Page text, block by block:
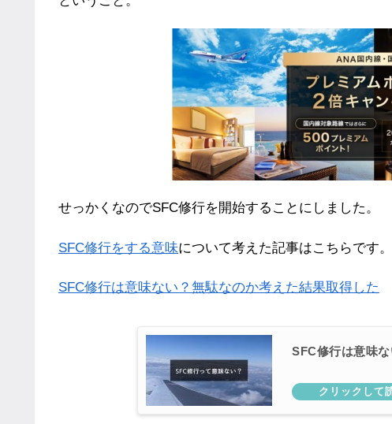
せっかくなのでSFC修行を開始することにしました。
SFC修行をする意味について考えた記事はこちらです。
SFC修行は意味ない？無駄なのか考えた結果取得した
SFC修行は意味